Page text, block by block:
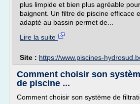
plus limpide et bien plus agréable
baignent. Un filtre de piscine efficace
adapté au bassin permet de...
Lire la suite
Site : https://www.piscines-
Comment choisir son
de piscine ...
Comment choisir son système de